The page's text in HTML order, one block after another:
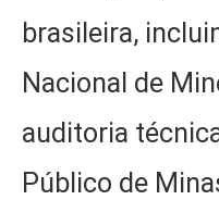
brasileira,
Nacional de
auditoria
Público de